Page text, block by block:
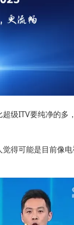
级ITV要纯净的多
得可能是目前像